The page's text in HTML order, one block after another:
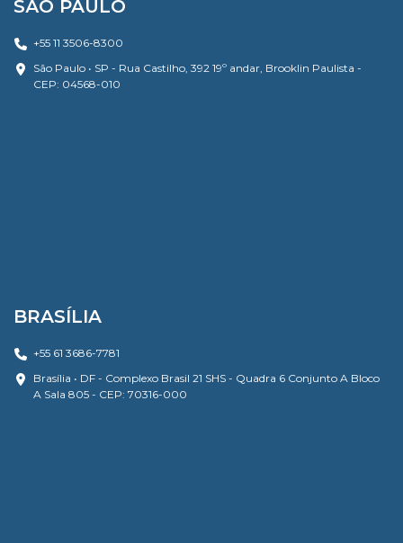
SÃO PAULO
+55 11 3506-8300
São Paulo • SP - Rua Castilho, 392 19º andar, Brooklin Paulista -
CEP: 04568-010
BRASÍLIA
+55 61 3686-7781
Brasília • DF - Complexo Brasil 21 SHS - Quadra 6 Conjunto A Bloco
A Sala 805 - CEP: 70316-000